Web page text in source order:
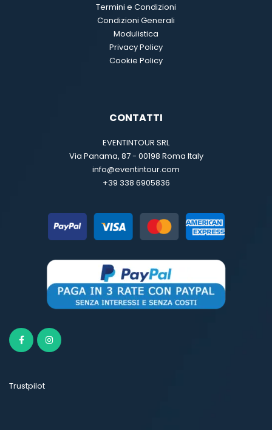
Termini e Condizioni
Condizioni Generali
Modulistica
Privacy Policy
Cookie Policy
CONTATTI
EVENTINTOUR SRL
Via Panama, 87 - 00198 Roma Italy
info@eventintour.com
+39 338 6905836
Trustpilot